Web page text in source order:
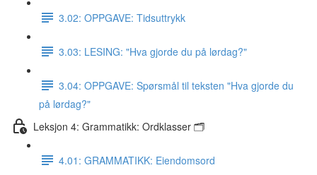
3.02: OPPGAVE: Tidsuttrykk
3.03: LESING: "Hva gjorde du på lørdag?"
3.04: OPPGAVE: Spørsmål til teksten "Hva gjorde du
på lørdag?"
Leksjon 4: Grammatikk: Ordklasser 🗂
4.01: GRAMMATIKK: Eiendomsord